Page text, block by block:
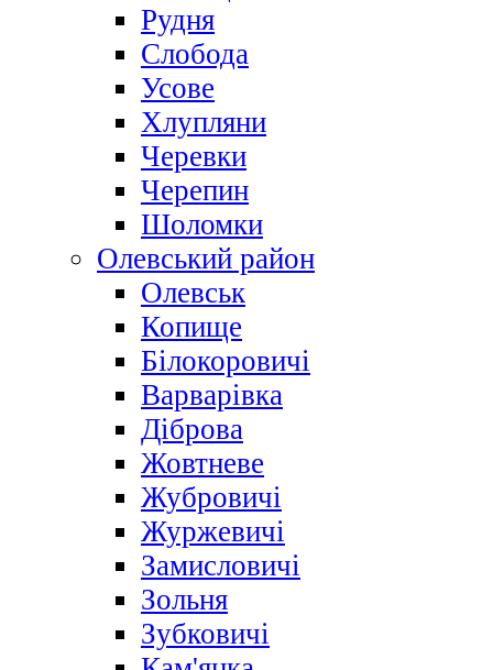
Рудня
Слобода
Усове
Хлупляни
Черевки
Черепин
Шоломки
Олевський район
Олевськ
Копище
Білокоровичі
Варварівка
Діброва
Жовтневе
Жубровичі
Журжевичі
Замисловичі
Зольня
Зубковичі